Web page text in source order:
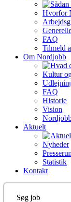
Hvorfor
FAQ
Tilmeld
Om Nordjobb
Kultur
FAQ
Historie
Vision
Aktuelt
Nyheder
Statistik
Kontakt
Søg job